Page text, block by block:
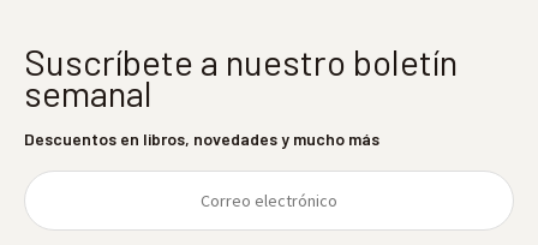
Suscríbete a nuestro boletín
semanal
Descuentos en libros, novedades y mucho más